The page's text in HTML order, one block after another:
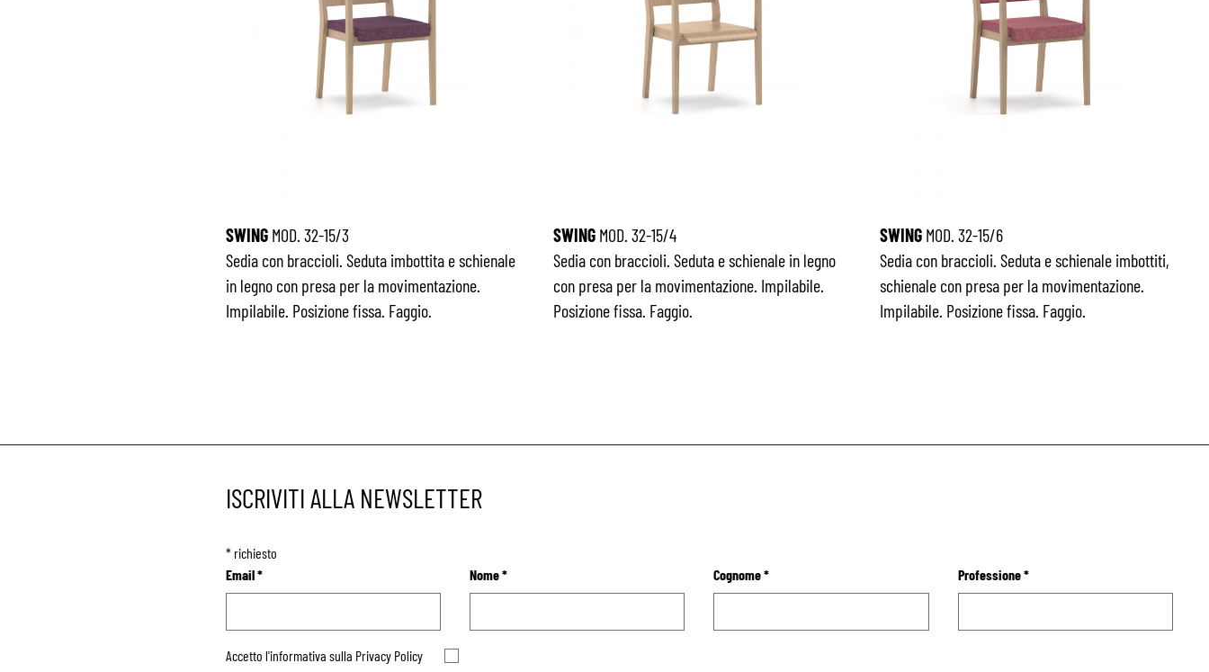
SWINGMOD. 32-15/3
Sedia con braccioli. Seduta imbottita e schienale
in legno con presa per la movimentazione.
Impilabile. Posizione fissa. Faggio.
SWINGMOD. 32-15/4
Sedia con braccioli. Seduta e schienale in legno
con presa per la movimentazione. Impilabile.
Posizione fissa. Faggio.
SWING MOD. 32-15/6
Sedia con braccioli. Seduta e schienale imbottiti,
schienale con presa per la movimentazione.
Impilabile. Posizione fissa. Faggio.
ISCRIVITI ALLA NEWSLETTER
*richiesto
Email* Nome* Cognome* Professione*
Accetto l'informativa sulla Privacy Policy